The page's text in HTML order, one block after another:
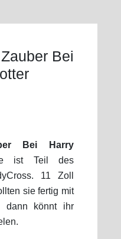
Bei
Bei Harry
ist Teil des
11 Zoll
sie fertig mit
dann könnt ihr